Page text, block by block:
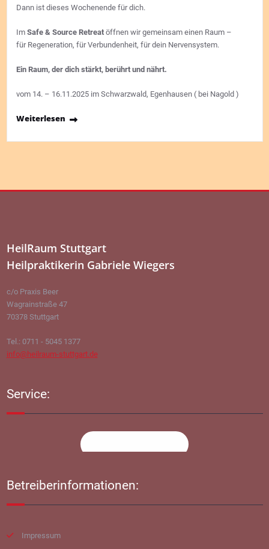
Dann ist dieses Wochenende für dich.
Im Safe & Source Retreatöffnen wir gemeinsam einen Raum –
für Regeneration, für Verbundenheit, für dein Nervensystem.
Ein Raum, der dich stärkt, berührt und nährt.
vom 14. – 16.11.2025 im Schwarzwald, Egenhausen ( bei Nagold )
Weiterlesen
HeilRaum Stuttgart
Heilpraktikerin Gabriele Wiegers
c/o Praxis Beer
Wagrainstraße 47
70378 Stuttgart
Tel.: 0711 - 5045 1377
info@heilraum-stuttgart.de
Service:
Betreiberinformationen:
Impressum